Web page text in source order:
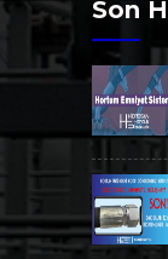
Son